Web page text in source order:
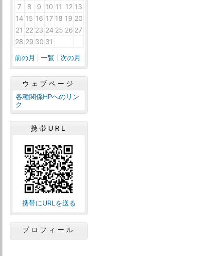
7
8 9 10 11 12 13
14 15 16 17 18 19 20
21 22 23 24 25 26 27
28 29 30 31
前の月
一覧 次の月
ウェブページ
各種関係HPへのリン
ク
携帯URL
携帯にURLを送る
プロフィール